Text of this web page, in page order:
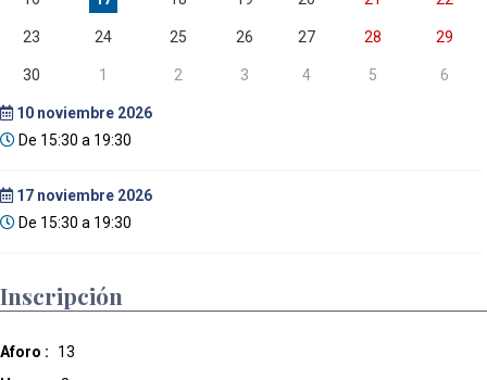
23 24 25 26 27 28 29
30 1 2 3 4 5 6
10 noviembre 2026
De 15:30 a 19:30
17 noviembre 2026
De 15:30 a 19:30
Inscripción
Aforo :
13